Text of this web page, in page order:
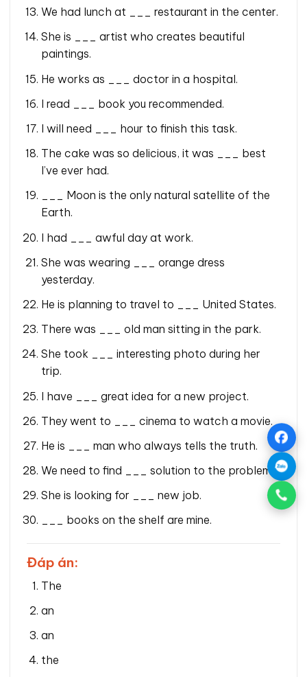
We had lunch at ___ restaurant in the center.
She is ___ artist who creates beautiful
paintings.
He works as ___ doctor in a hospital.
I read ___ book you recommended.
I will need ___ hour to finish this task.
The cake was so delicious, it was ___ best
I’ve ever had.
___ Moon is the only natural satellite of the
Earth.
I had ___ awful day at work.
She was wearing ___ orange dress
yesterday.
He is planning to travel to ___ United States.
There was ___ old man sitting in the park.
She took ___ interesting photo during her
trip.
I have ___ great idea for a new project.
They went to ___ cinema to watch a movie.
He is ___ man who always tells the truth.
We need to find ___ solution to the problem.
She is looking for ___ new job.
___ books on the shelf are mine.
Đáp án:
The
an
an
the